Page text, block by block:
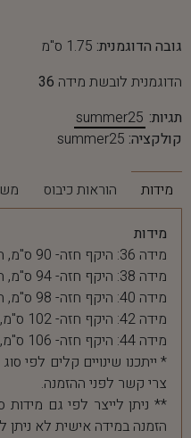
גובה הדוגמנית: 1.75 ס"מ
הדוגמנית לובשת מידה 36
תגיות: summer25
קולקציה: summer25
מידות הוראות כיבוס
מידות
מידה 36: היקף חזה- 90 ס"מ, היקף מותן- 68 ס"מ
מידה 38: היקף חזה- 94 ס"מ, היקף מותן- 72 ס"מ
מידה 40: היקף חזה- 98 ס"מ, היקף מותן- 76 ס"מ
מידה 42: היקף חזה- 102 ס"מ, היקף מותן- 80 ס"מ
מידה 44: היקף חזה- 106 ס"מ, היקף מותן- 84 ס"מ
* ייתכנו שינויים קלים לפי
צרי קשר לפני ההזמנה.
** ניתן לייצר לפי גם
הזמנה במידה אישית לא ניתן